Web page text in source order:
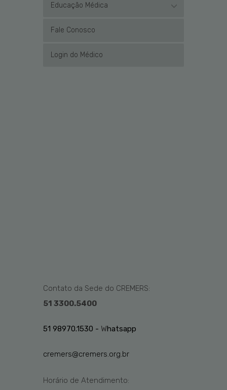
Educação Médica
Fale Conosco
Login do Médico
Contato da Sede do CREMERS:
51 3300.5400
51 98970.1530 - Whatsapp
cremers@cremers.org.br
Horário de Atendimento: